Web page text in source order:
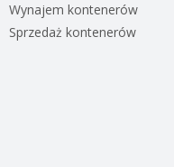
Wynajem kontenerów
Sprzedaż kontenerów